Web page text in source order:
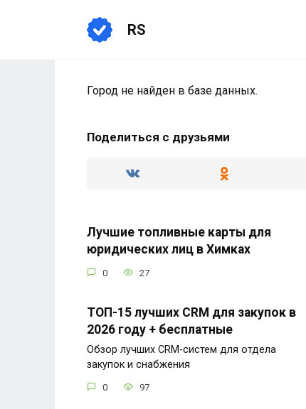
RS
Город не найден в базе данных.
Поделиться с друзьями
Лучшие топливные карты для
юридических лиц в Химках
0 27
ТОП-15 лучших CRM для закупок в
2026 году + бесплатные
Обзор лучших CRM-систем для отдела
закупок и снабжения
0 97